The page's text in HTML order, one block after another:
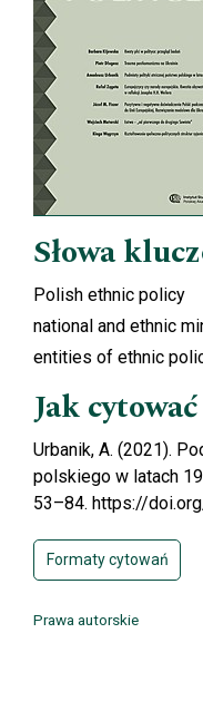
Słowa
Polish ethnic policy
national and ethnic
entities of ethnic
Jak cytować
Urbanik, A. (2021).
polskiego w latach
53–84. https://
Formaty cytowań
Prawa autorskie